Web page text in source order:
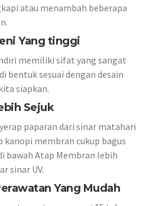
atau menambah beberapa
Yang tinggi
memiliki sifat yang sangat
bentuk sesuai dengan desain
siapkan.
Sejuk
paparan dari sinar matahari
kanopi membran cukup bagus
bawah Atap Membran lebih
sinar UV.
Yang Mudah